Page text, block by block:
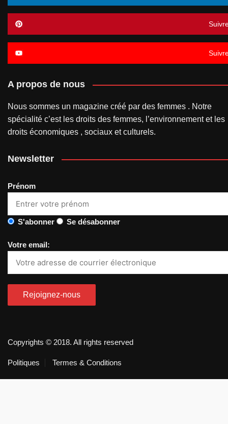
A propos de nous
Nous sommes un magazine créé par des femmes . Notre
spécialité c’est les droits des femmes, l’environnement et les
droits économiques , sociaux et culturels.
Newsletter
Prénom
S'abonner Se désabonner
Votre email:
Copyrights © 2018. All rights reserved
Politiques Termes & Conditions